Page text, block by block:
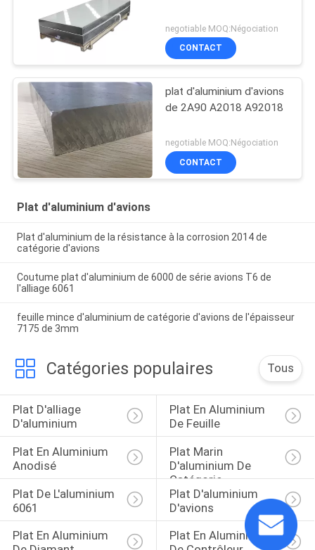
negotiable MOQ:Négociation
CONTACT
plat d'aluminium d'avions
de 2A90 A2018 A92018
negotiable MOQ:Négociation
CONTACT
Plat d'aluminium d'avions
Plat d'aluminium de la résistance à la corrosion 2014 de
catégorie d'avions
Coutume plat d'aluminium de 6000 de série avions T6 de
l'alliage 6061
feuille mince d'aluminium de catégorie d'avions de l'épaisseur
7175 de 3mm
Catégories populaires Tous
Plat D'alliage
D'aluminium
Plat En Aluminium
De Feuille
Plat En Aluminium
Anodisé
Plat Marin
D'aluminium De
Catégorie
Plat De L'aluminium
6061
Plat D'aluminium
D'avions
Plat En Aluminium
Plat En Aluminium